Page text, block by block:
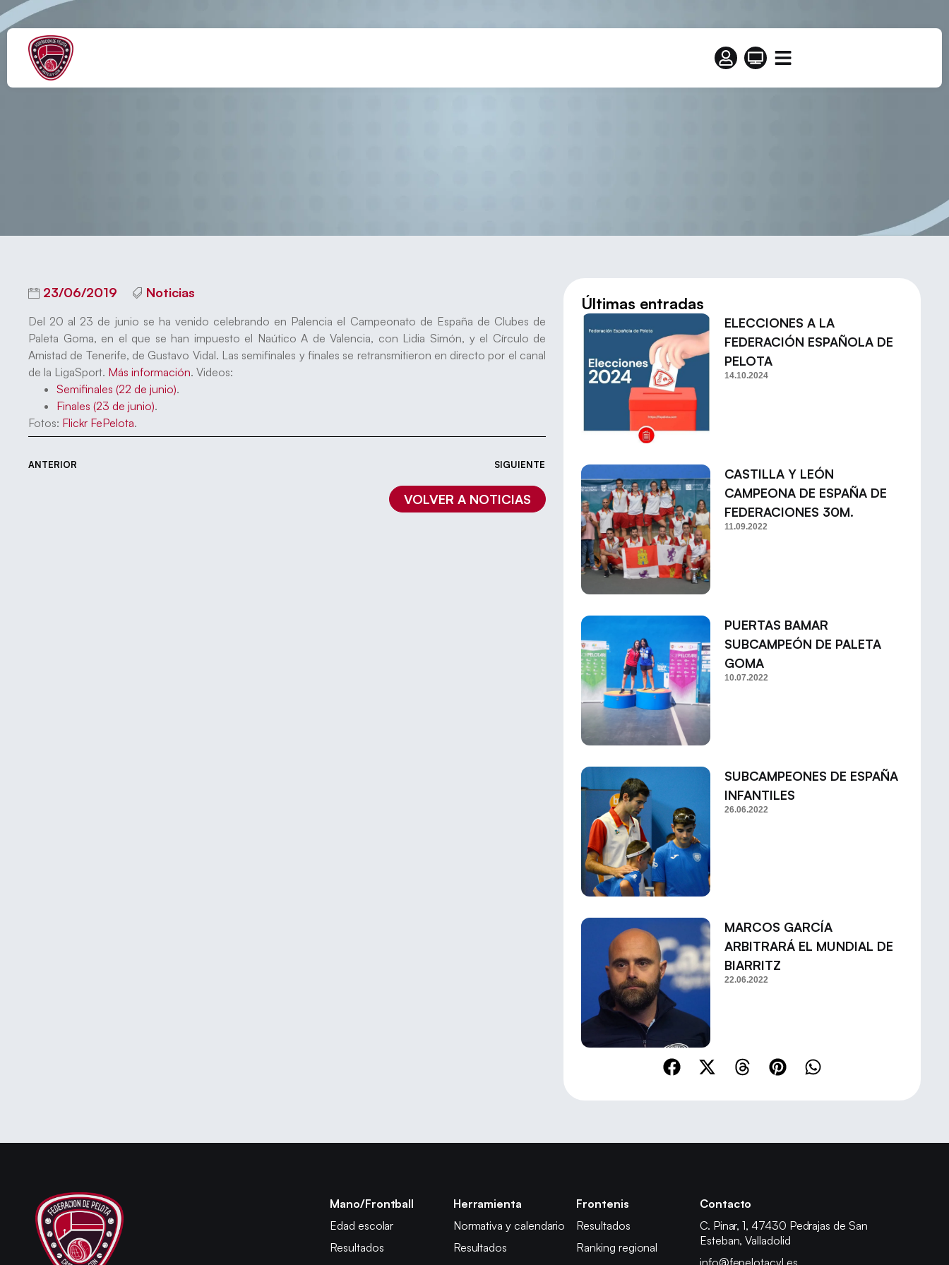
Naútico (Lidia Simón) y Círculo de Amistad (Gustavo Vidal) se imponen en Palencia
23/06/2019 Noticias
Del 20 al 23 de junio se ha venido celebrando en Palencia el Campeonato de España de Clubes de
Paleta Goma, en el que se han impuesto el Naútico A de Valencia, con Lidia Simón, y el Círculo de
Amistad de Tenerife, de Gustavo Vidal. Las semifinales y finales se retransmitieron en directo por el canal
de la LigaSport. Más información. Videos:
Semifinales (22 de junio).
Finales (23 de junio).
Fotos: Flickr FePelota.
ANTERIOR SIGUIENTE
VOLVER A NOTICIAS
Últimas entradas
ELECCIONES A LA
FEDERACIÓN ESPAÑOLA DE
PELOTA
14.10.2024
CASTILLA Y LEÓN
CAMPEONA DE ESPAÑA DE
FEDERACIONES 30M.
11.09.2022
PUERTAS BAMAR
SUBCAMPEÓN DE PALETA
GOMA
10.07.2022
SUBCAMPEONES DE ESPAÑA
INFANTILES
26.06.2022
MARCOS GARCÍA
ARBITRARÁ EL MUNDIAL DE
BIARRITZ
22.06.2022
Mano/Frontball
Edad escolar
Resultados
Herramienta
Normativa y calendario
Resultados
Frontenis
Resultados
Ranking regional
Contacto
C. Pinar, 1, 47430 Pedrajas de San
Esteban, Valladolid